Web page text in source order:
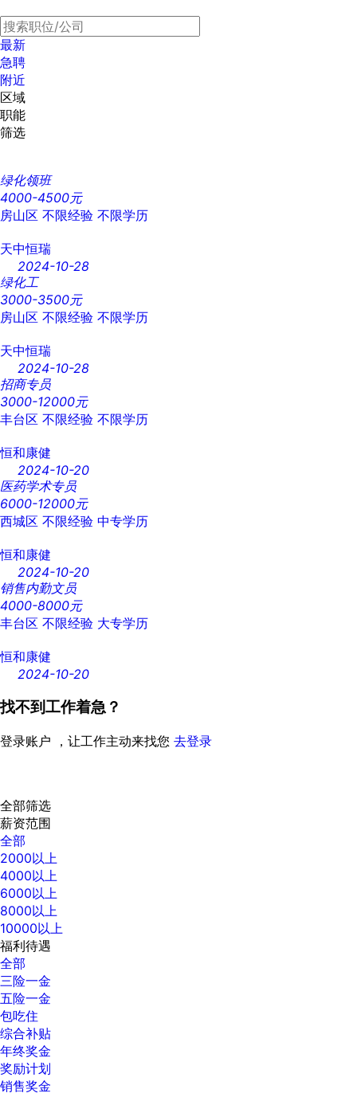
最新
急聘
附近
区域
职能
筛选
绿化领班
4000-4500元
房山区 不限经验 不限学历
天中恒瑞
2024-10-28
绿化工
3000-3500元
房山区 不限经验 不限学历
天中恒瑞
2024-10-28
招商专员
3000-12000元
丰台区 不限经验 不限学历
恒和康健
2024-10-20
医药学术专员
6000-12000元
西城区 不限经验 中专学历
恒和康健
2024-10-20
销售内勤文员
4000-8000元
丰台区 不限经验 大专学历
恒和康健
2024-10-20
找不到工作着急？
登录账户 ，让工作主动来找您 去登录
全部筛选
薪资范围
全部
2000以上
4000以上
6000以上
8000以上
10000以上
福利待遇
全部
三险一金
五险一金
包吃住
综合补贴
年终奖金
奖励计划
销售奖金